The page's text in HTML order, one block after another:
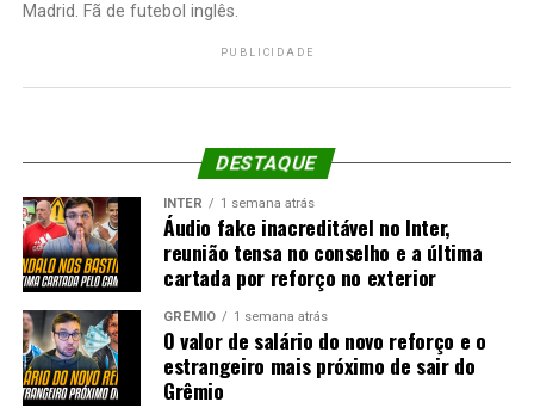
Madrid. Fã de futebol inglês.
PUBLICIDADE
DESTAQUE
INTER 1 semana atrás
Áudio fake inacreditável no Inter,
reunião tensa no conselho e a última
cartada por reforço no exterior
GRÊMIO 1 semana atrás
O valor de salário do novo reforço e o
estrangeiro mais próximo de sair do
Grêmio